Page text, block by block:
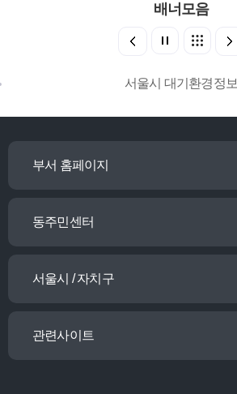
배너모음
서울시 대기환경정보
부서 홈페이지
동주민센터
서울시 / 자치구
관련사이트